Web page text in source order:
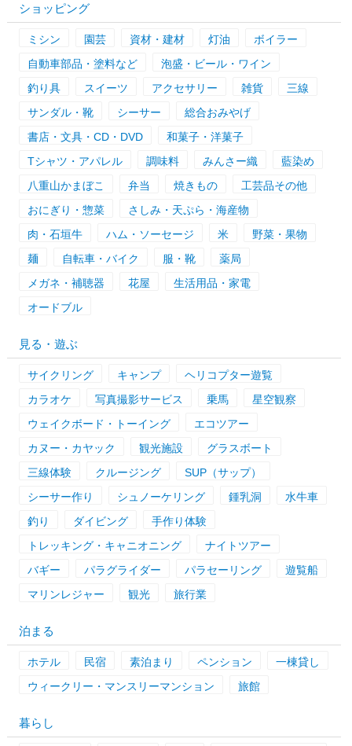
ショッピング
ミシン 園芸 資材・建材 灯油
ボイラー
自動車部品・塗料など
泡盛・ビール・ワイン
釣り具
スイーツ アクセサリー 雑貨
三線
サンダル・靴
シーサー
総合おみやげ
書店・文具・CD・DVD
和菓子・洋菓子
Tシャツ・アパレル
調味料 みんさー織
藍染め
八重山かまぼこ
弁当 焼きもの
工芸品その他
おにぎり・惣菜
さしみ・天ぷら・海産物
肉・石垣牛
ハム・ソーセージ 米
野菜・果物
麺
自転車・バイク 服・靴
薬局
メガネ・補聴器
花屋
生活用品・家電
オードブル
見る・遊ぶ
サイクリング キャンプ
ヘリコプター遊覧
カラオケ
写真撮影サービス 乗馬
星空観察
ウェイクボード・トーイング
エコツアー
カヌー・カヤック
観光施設
グラスボート
三線体験
クルージング
SUP（サップ）
シーサー作り
シュノーケリング 鍾乳洞
水牛車
釣り
ダイビング
手作り体験
トレッキング・キャニオニング
ナイトツアー
バギー
パラグライダー パラセーリング
遊覧船
マリンレジャー
観光 旅行業
泊まる
ホテル 民宿 素泊まり ペンション
一棟貸し
ウィークリー・マンスリーマンション
旅館
暮らし